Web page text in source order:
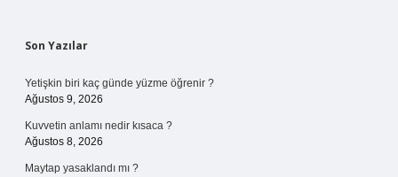
Sidebar
Son Yazılar
Yetişkin biri kaç günde yüzme öğrenir ?
Ağustos 9, 2026
Kuvvetin anlamı nedir kısaca ?
Ağustos 8, 2026
Maytap yasaklandı mı ?